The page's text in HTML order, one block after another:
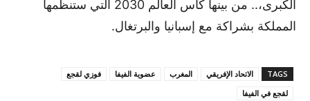
الكبرى،.. من بينها كأس العالم 2030 التي ستنظمها
المملكة بشراكة مع إسبانيا والبرتغال.
TAGS الاتحاد الإفريقي المغرب عضوية الفيفا
فوزي لقجع
لقجع في الفيفا